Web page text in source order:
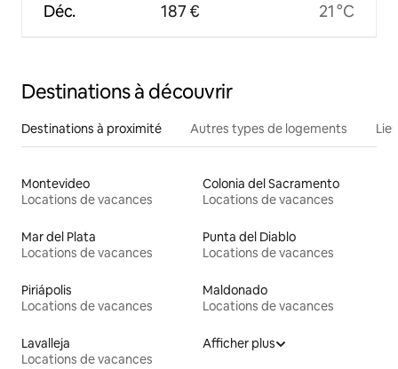
Déc. 187 € 21 °C
Destinations à découvrir
Destinations à proximité Autres types de logements
Montevideo
Locations de vacances
Colonia del Sacramento
Locations de vacances
Mar del Plata
Locations de vacances
Punta del Diablo
Locations de vacances
Piriápolis
Locations de vacances
Maldonado
Locations de vacances
Lavalleja
Locations de vacances
Afficher plus